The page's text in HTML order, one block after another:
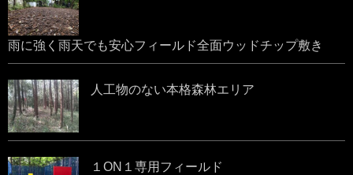
雨に強く雨天でも安心フィールド全面ウッドチップ敷き
人工物のない本格森林エリア
１ON１専用フィールド